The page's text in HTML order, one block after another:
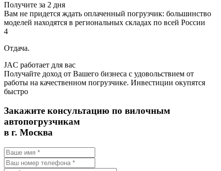
Получите за 2 дня
Вам не придется ждать оплаченный погрузчик: большинство
моделей находятся в региональных складах по всей России
4
Отдача.
JAC работает для вас
Получайте доход от Вашего бизнеса с удовольствием от
работы на качественном погрузчике. Инвестиции окупятся
быстро
Закажите консультацию по вилочным
автопогрузчикам
в г. Москва